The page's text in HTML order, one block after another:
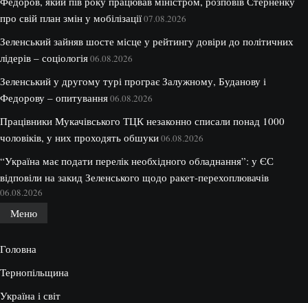
про свій план змін у мобілізації07.08.2026
Зеленський зайняв шосте місце у рейтингу довіри до політичних
лідерів – соціологія06.08.2026
Зеленський у другому турі програє Залужному, Буданову і
Федорову – опитування06.08.2026
Працівники Мукачівського ТЦК незаконно списали понад 1000
чоловіків, у них проходять обшуки06.08.2026
“Україна має подати перелік необхідного обладнання”: у ЄС
відповіли на закид Зеленського щодо ракет-перехоплювачів
06.08.2026
Меню
Головна
Тернопільщина
Україна і світ